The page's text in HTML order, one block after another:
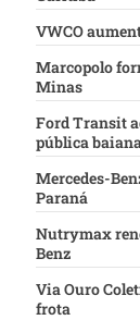
VWCO
Marcopolo
Minas
Ford Transit
pública baiana
Mercedes-
Paraná
Nutrymax
Benz
Via Ouro
frota